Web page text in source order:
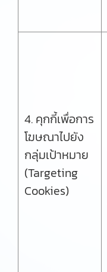
4. คุกกี้เพื่อการ
โฆษณาไปยัง
กลุ่มเป้าหมาย
(Targeting
Cookies)